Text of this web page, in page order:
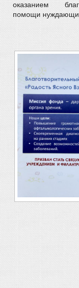
оказанием
помощи